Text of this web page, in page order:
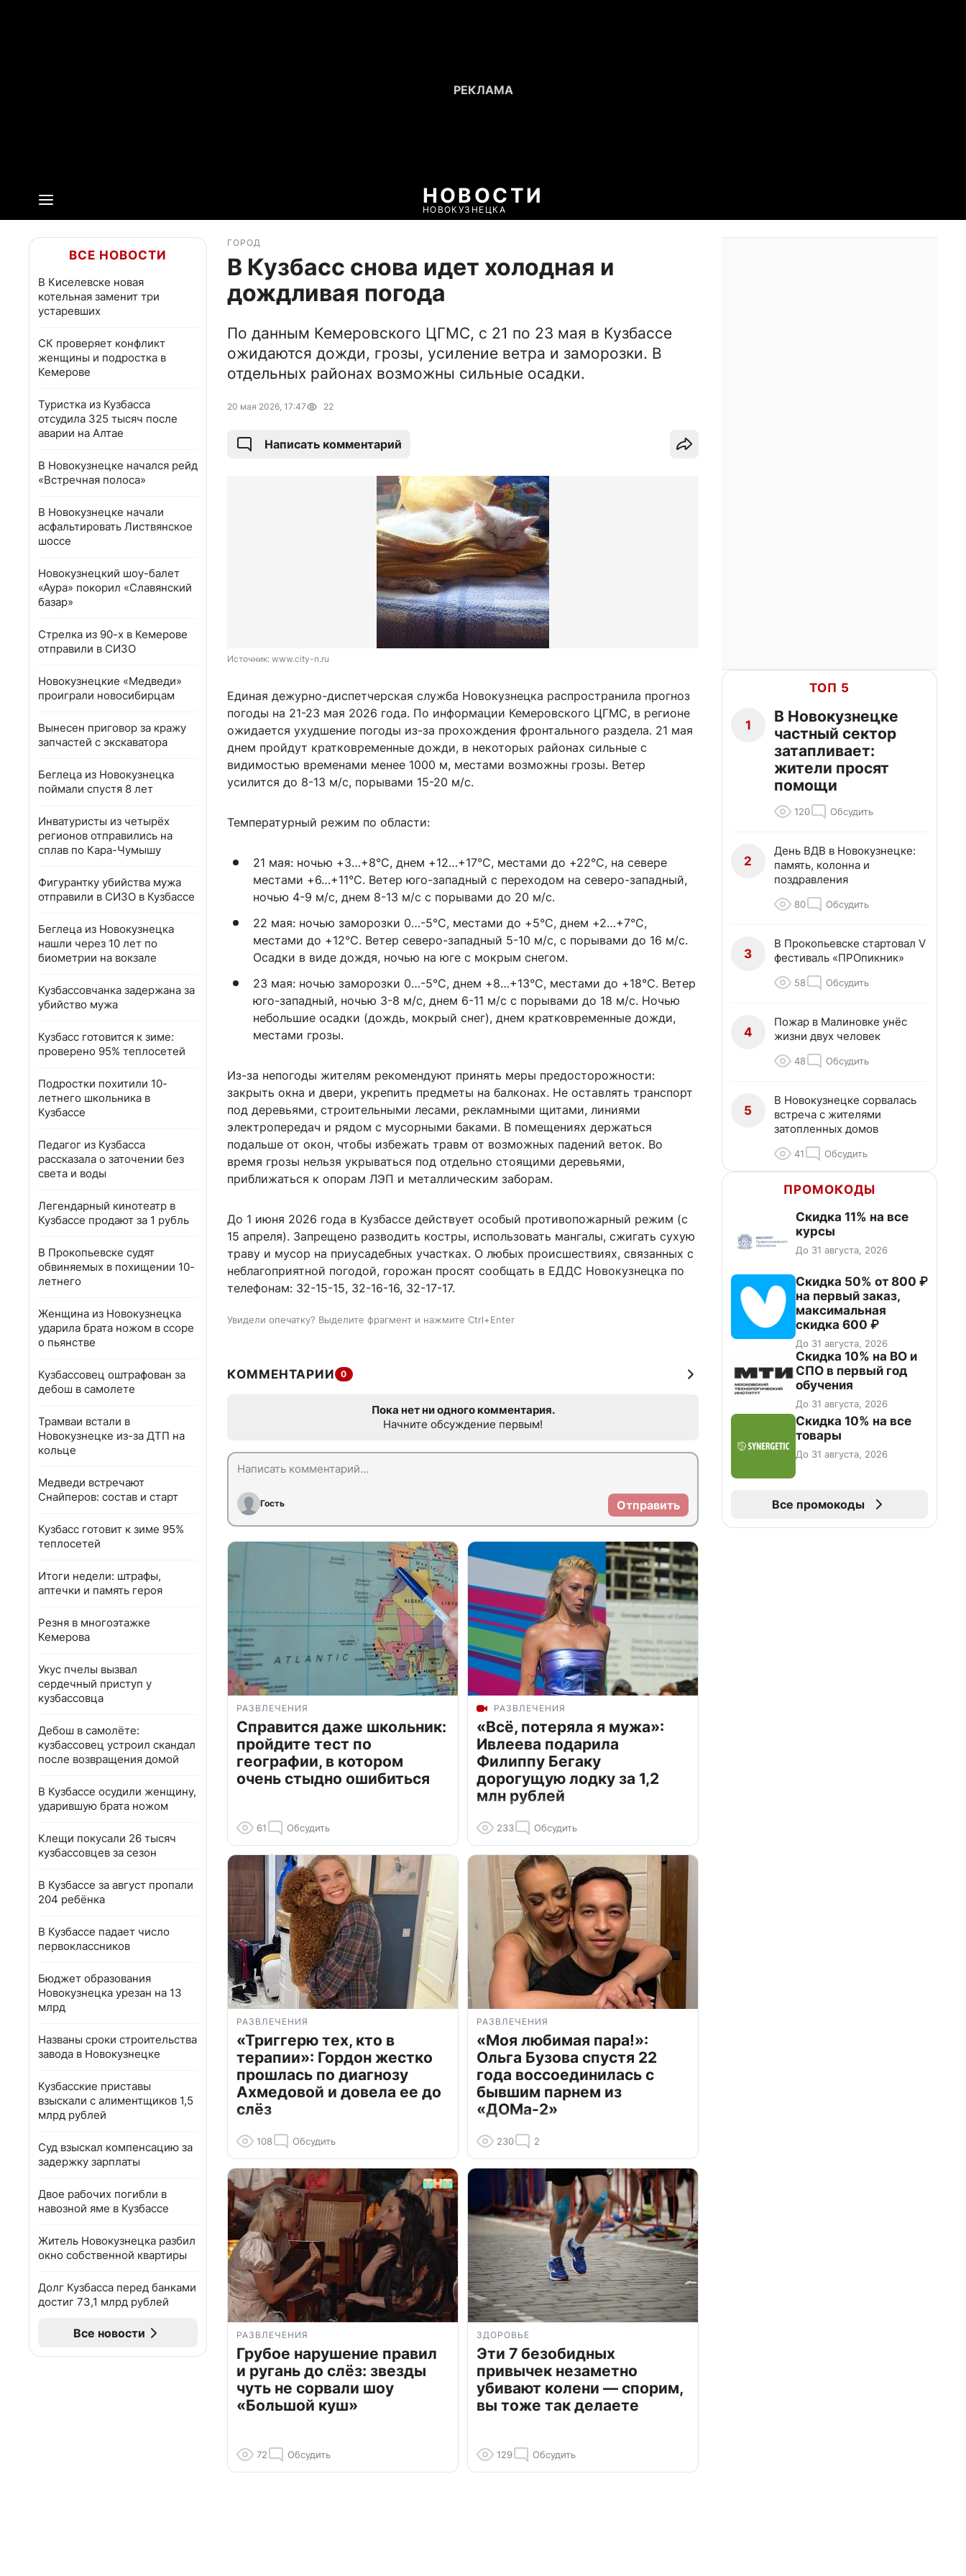
НОВОСТИ
НОВОКУЗНЕЦКА
ВСЕ НОВОСТИ
В Киселевске новая
котельная заменит три
устаревших
СК проверяет конфликт
женщины и подростка в
Кемерове
Туристка из Кузбасса
отсудила 325 тысяч после
аварии на Алтае
В Новокузнецке начался рейд
«Встречная полоса»
В Новокузнецке начали
асфальтировать Листвянское
шоссе
Новокузнецкий шоу-балет
«Аура» покорил «Славянский
базар»
Стрелка из 90-х в Кемерове
отправили в СИЗО
Новокузнецкие «Медведи»
проиграли новосибирцам
Вынесен приговор за кражу
запчастей с экскаватора
Беглеца из Новокузнецка
поймали спустя 8 лет
Инватуристы из четырёх
регионов отправились на
сплав по Кара-Чумышу
Фигурантку убийства мужа
отправили в СИЗО в Кузбассе
Беглеца из Новокузнецка
нашли через 10 лет по
биометрии на вокзале
Кузбассовчанка задержана за
убийство мужа
Кузбасс готовится к зиме:
проверено 95% теплосетей
Подростки похитили 10-
летнего школьника в
Кузбассе
Педагог из Кузбасса
рассказала о заточении без
света и воды
Легендарный кинотеатр в
Кузбассе продают за 1 рубль
В Прокопьевске судят
обвиняемых в похищении 10-
летнего
Женщина из Новокузнецка
ударила брата ножом в ссоре
о пьянстве
Кузбассовец оштрафован за
дебош в самолете
Трамваи встали в
Новокузнецке из-за ДТП на
кольце
Медведи встречают
Снайперов: состав и старт
Кузбасс готовит к зиме 95%
теплосетей
Итоги недели: штрафы,
аптечки и память героя
Резня в многоэтажке
Кемерова
Укус пчелы вызвал
сердечный приступ у
кузбассовца
Дебош в самолёте:
кузбассовец устроил скандал
после возвращения домой
В Кузбассе осудили женщину,
ударившую брата ножом
Клещи покусали 26 тысяч
кузбассовцев за сезон
В Кузбассе за август пропали
204 ребёнка
В Кузбассе падает число
первоклассников
Бюджет образования
Новокузнецка урезан на 13
млрд
Названы сроки строительства
завода в Новокузнецке
Кузбасские приставы
взыскали с алиментщиков 1,5
млрд рублей
Суд взыскал компенсацию за
задержку зарплаты
Двое рабочих погибли в
навозной яме в Кузбассе
Житель Новокузнецка разбил
окно собственной квартиры
Долг Кузбасса перед банками
достиг 73,1 млрд рублей
Все новости
ГОРОД
В Кузбасс снова идет холодная и
дождливая погода
По данным Кемеровского ЦГМС, с 21 по 23 мая в Кузбассе
ожидаются дожди, грозы, усиление ветра и заморозки. В
отдельных районах возможны сильные осадки.
20 мая 2026, 17:47 22
Написать комментарий
Источник: www.city-n.ru
Единая дежурно-диспетчерская служба Новокузнецка распространила прогноз
погоды на 21-23 мая 2026 года. По информации Кемеровского ЦГМС, в регионе
ожидается ухудшение погоды из-за прохождения фронтального раздела. 21 мая
днем пройдут кратковременные дожди, в некоторых районах сильные с
видимостью временами менее 1000 м, местами возможны грозы. Ветер
усилится до 8-13 м/с, порывами 15-20 м/с.
Температурный режим по области:
21 мая: ночью +3…+8°C, днем +12…+17°C, местами до +22°C, на севере
местами +6…+11°C. Ветер юго-западный с переходом на северо-западный,
ночью 4-9 м/с, днем 8-13 м/с с порывами до 20 м/с.
22 мая: ночью заморозки 0…-5°C, местами до +5°C, днем +2…+7°C,
местами до +12°C. Ветер северо-западный 5-10 м/с, с порывами до 16 м/с.
Осадки в виде дождя, ночью на юге с мокрым снегом.
23 мая: ночью заморозки 0…-5°C, днем +8…+13°C, местами до +18°C. Ветер
юго-западный, ночью 3-8 м/с, днем 6-11 м/с с порывами до 18 м/с. Ночью
небольшие осадки (дождь, мокрый снег), днем кратковременные дожди,
местами грозы.
Из-за непогоды жителям рекомендуют принять меры предосторожности:
закрыть окна и двери, укрепить предметы на балконах. Не оставлять транспорт
под деревьями, строительными лесами, рекламными щитами, линиями
электропередач и рядом с мусорными баками. В помещениях держаться
подальше от окон, чтобы избежать травм от возможных падений веток. Во
время грозы нельзя укрываться под отдельно стоящими деревьями,
приближаться к опорам ЛЭП и металлическим заборам.
До 1 июня 2026 года в Кузбассе действует особый противопожарный режим (с
15 апреля). Запрещено разводить костры, использовать мангалы, сжигать сухую
траву и мусор на приусадебных участках. О любых происшествиях, связанных с
неблагоприятной погодой, горожан просят сообщать в ЕДДС Новокузнецка по
телефонам: 32-15-15, 32-16-16, 32-17-17.
Увидели опечатку? Выделите фрагмент и нажмите Ctrl+Enter
КОММЕНТАРИИ 0
Пока нет ни одного комментария.
Начните обсуждение первым!
Гость Отправить
РАЗВЛЕЧЕНИЯ
Справится даже школьник:
пройдите тест по
географии, в котором
очень стыдно ошибиться
61 Обсудить
РАЗВЛЕЧЕНИЯ
«Всё, потеряла я мужа»:
Ивлеева подарила
Филиппу Бегаку
дорогущую лодку за 1,2
млн рублей
233 Обсудить
РАЗВЛЕЧЕНИЯ
«Триггерю тех, кто в
терапии»: Гордон жестко
прошлась по диагнозу
Ахмедовой и довела ее до
слёз
108 Обсудить
РАЗВЛЕЧЕНИЯ
«Моя любимая пара!»:
Ольга Бузова спустя 22
года воссоединилась с
бывшим парнем из
«ДОМа-2»
230 2
РАЗВЛЕЧЕНИЯ
Грубое нарушение правил
и ругань до слёз: звезды
чуть не сорвали шоу
«Большой куш»
72 Обсудить
ЗДОРОВЬЕ
Эти 7 безобидных
привычек незаметно
убивают колени — спорим,
вы тоже так делаете
129 Обсудить
ТОП 5
1
В Новокузнецке
частный сектор
затапливает:
жители просят
помощи
120 Обсудить
2
День ВДВ в Новокузнецке:
память, колонна и
поздравления
80 Обсудить
3
В Прокопьевске стартовал V
фестиваль «ПРОпикник»
58 Обсудить
4
Пожар в Малиновке унёс
жизни двух человек
48 Обсудить
5
В Новокузнецке сорвалась
встреча с жителями
затопленных домов
41 Обсудить
ПРОМОКОДЫ
Скидка 11% на все
курсы
До 31 августа, 2026
Скидка 50% от 800 ₽
на первый заказ,
максимальная
скидка 600 ₽
До 31 августа, 2026
Скидка 10% на ВО и
СПО в первый год
обучения
До 31 августа, 2026
Скидка 10% на все
товары
До 31 августа, 2026
Все промокоды